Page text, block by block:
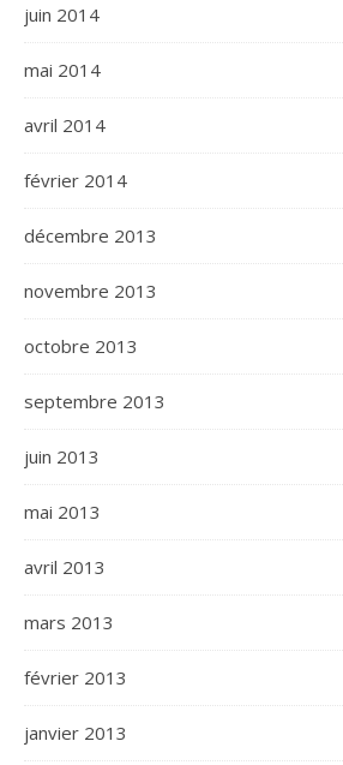
juin 2014
mai 2014
avril 2014
février 2014
décembre 2013
novembre 2013
octobre 2013
septembre 2013
juin 2013
mai 2013
avril 2013
mars 2013
février 2013
janvier 2013